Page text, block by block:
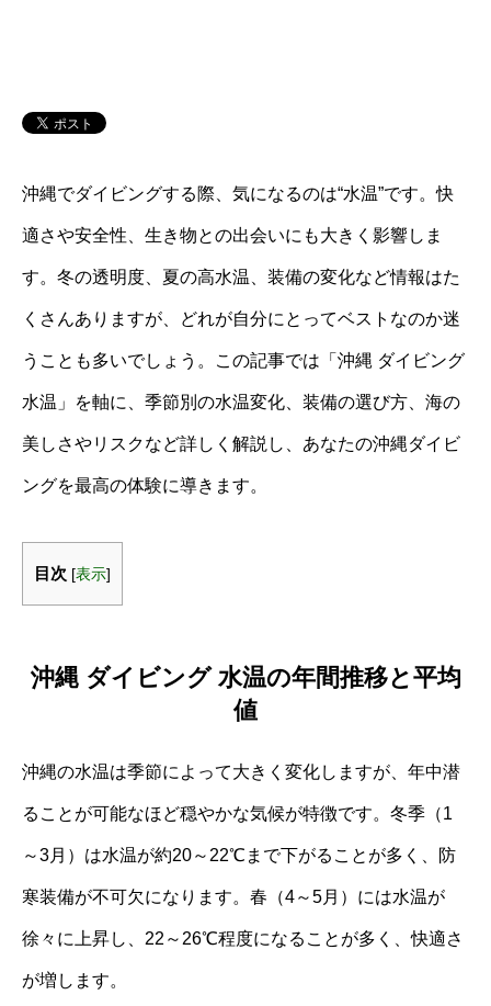
沖縄でダイビングする際、気になるのは“水温”です。快
適さや安全性、生き物との出会いにも大きく影響しま
す。冬の透明度、夏の高水温、装備の変化など情報はた
くさんありますが、どれが自分にとってベストなのか迷
うことも多いでしょう。この記事では「沖縄 ダイビング
水温」を軸に、季節別の水温変化、装備の選び方、海の
美しさやリスクなど詳しく解説し、あなたの沖縄ダイビ
ングを最高の体験に導きます。
目次 [表示]
沖縄 ダイビング 水温の年間推移と平均
値
沖縄の水温は季節によって大きく変化しますが、年中潜
ることが可能なほど穏やかな気候が特徴です。冬季（1
～3月）は水温が約20～22℃まで下がることが多く、防
寒装備が不可欠になります。春（4～5月）には水温が
徐々に上昇し、22～26℃程度になることが多く、快適さ
が増します。